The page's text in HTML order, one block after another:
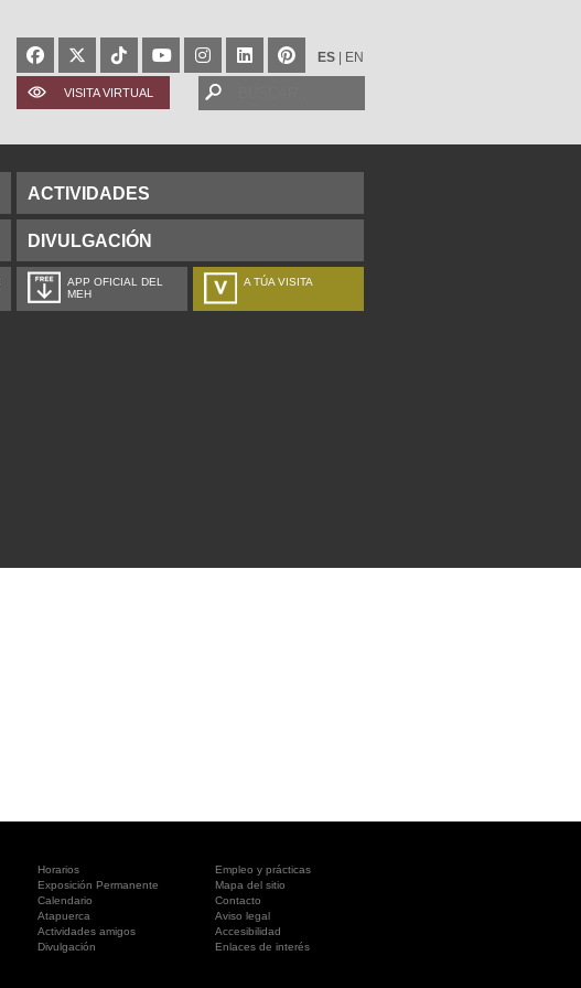
ES EN
VISITA VIRTUAL
ACTIVIDADES
DIVULGACIÓN
APP OFICIAL DEL
MEH
A TÚA VISITA
Horarios
Empleo y prácticas
Exposición Permanente
Mapa del sitio
Calendario
Contacto
Atapuerca
Aviso legal
Actividades amigos
Accesibilidad
Divulgación
Enlaces de interés